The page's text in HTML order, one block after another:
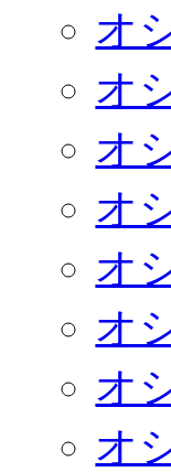
オ
オ
オ
オ
オ
オ
オ
オ